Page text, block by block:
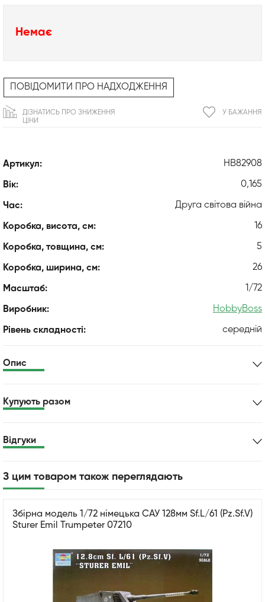
Артикул: HB82908
Вік: 0,165
Час: Друга світова війна
Коробка, висота, см: 16
Коробка, товщина, см: 5
Коробка, ширина, см: 26
Масштаб: 1/72
Виробник: HobbyBoss
Рівень складності: середній
Немає
ПОВІДОМИТИ ПРО НАДХОДЖЕННЯ
У БАЖАННЯ
ДІЗНАТИСЬ ПРО ЗНИЖЕННЯ
ЦІНИ
Опис
Купують разом
Відгуки
З цим товаром також переглядають
Збірна модель 1/72 німецька САУ 128мм Sf.L/61 (Pz.Sf.V)
Sturer Emil Trumpeter 07210